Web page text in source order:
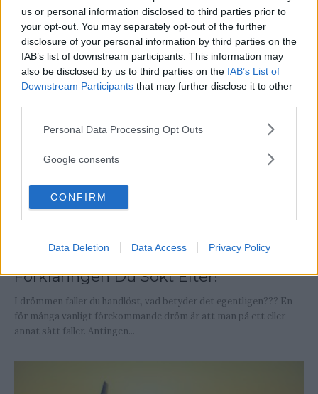
us or personal information disclosed to third parties prior to
your opt-out. You may separately opt-out of the further
disclosure of your personal information by third parties on the
IAB’s list of downstream participants. This information may
also be disclosed by us to third parties on the IAB’s List of
Downstream Participants that may further disclose it to other
Please note that this website/app uses one or more Google
not limited to your visit or usage behaviour. You may click to
use your data for below specified purposes in below Google
consent section.
Personal Data Processing Opt Outs
Google consents
CONFIRM
Data Deletion Data Access Privacy Policy
Tyder Du Drömmen!
Låt oss försöka tyda dessa drömmar där man är naken... Känner
du igen att du i en dröm plötsligt står spritt språngande naken
mitt i...
Att Drömma Att Man Faller –
Förklaringen Du Sökt Efter!
I drömmen faller du handlöst, vad betyder det egentligen??? En
för många vanligt förekommande dröm är att man på ett eller
annat sätt faller. Antingen...